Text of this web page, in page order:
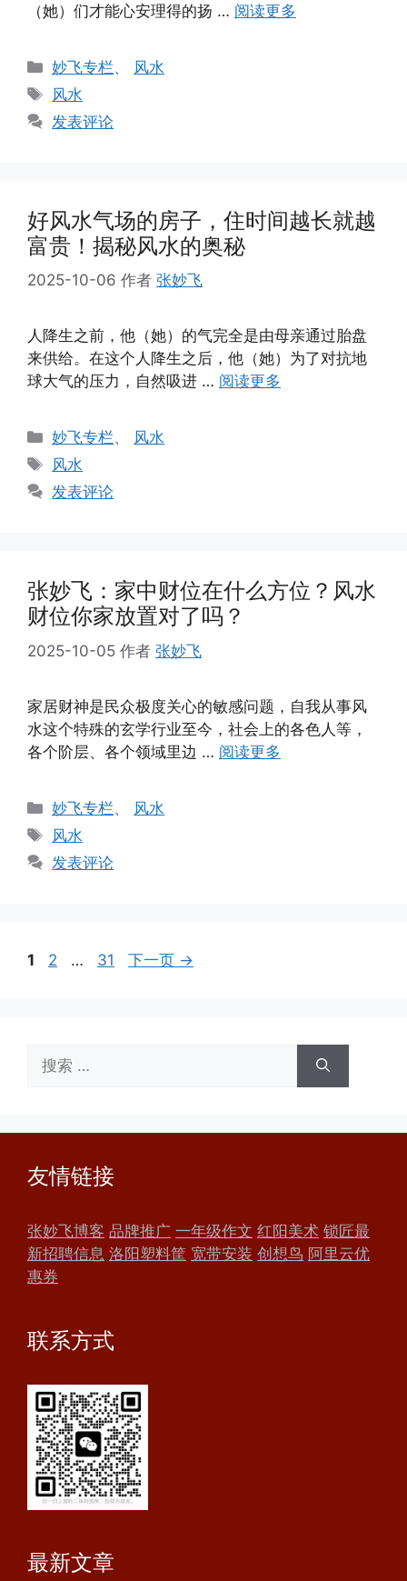
（她）们才能心安理得的扬 … 阅读更多
分
类
妙飞专栏、 风水
标
签
风水
发表评论
好风水气场的房子，住时间越长就越
富贵！揭秘风水的奥秘
2025-10-06 作者 张妙飞
人降生之前，他（她）的气完全是由母亲通过胎盘
来供给。在这个人降生之后，他（她）为了对抗地
球大气的压力，自然吸进 … 阅读更多
分
类
妙飞专栏、 风水
标
签
风水
发表评论
张妙飞：家中财位在什么方位？风水
财位你家放置对了吗？
2025-10-05 作者 张妙飞
家居财神是民众极度关心的敏感问题，自我从事风
水这个特殊的玄学行业至今，社会上的各色人等，
各个阶层、各个领域里边 … 阅读更多
分
类
妙飞专栏、 风水
标
签
风水
发表评论
页
1
页
2 …
页
31 下一页 →
索：
友情链接
张妙飞博客 品牌推广 一年级作文 红阳美术 锁匠最
新招聘信息 洛阳塑料筐 宽带安装 创想鸟 阿里云优
惠券
联系方式
最新文章